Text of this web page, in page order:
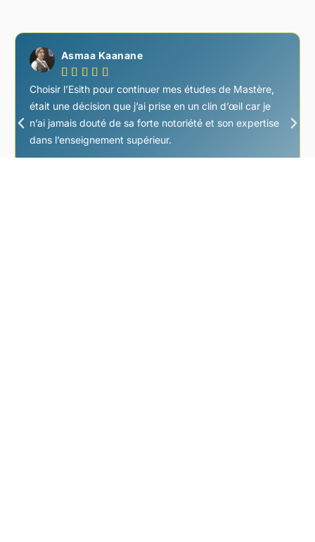
Asmaa Kaanane
    
Choisir l’Esith pour continuer mes études de Mastère,
était une décision que j’ai prise en un clin d’œil car je
n’ai jamais douté de sa forte notoriété et son expertise
dans l’enseignement supérieur.